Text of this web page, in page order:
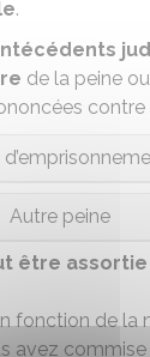
.
de la peine
contre
Autre peine
être assortie
fonction de la
avez